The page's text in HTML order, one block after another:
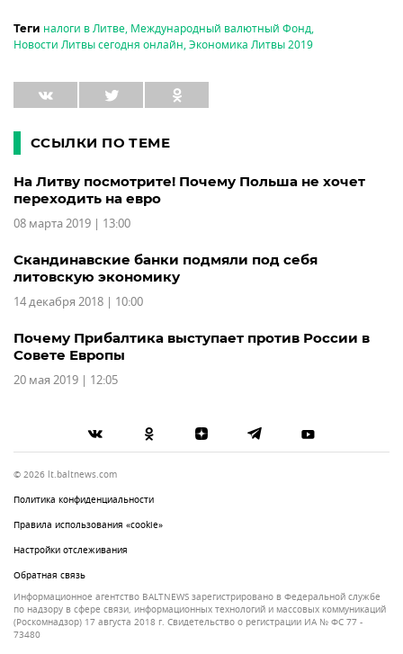
Теги налоги в Литве, Международный валютный Фонд,
Новости Литвы сегодня онлайн,Экономика Литвы 2019
ССЫЛКИ ПО ТЕМЕ
На Литву посмотрите! Почему Польша не хочет
переходить на евро
08 марта 2019 | 13:00
Скандинавские банки подмяли под себя
литовскую экономику
14 декабря 2018 | 10:00
Почему Прибалтика выступает против России в
Совете Европы
20 мая 2019 | 12:05
© 2026 lt.baltnews.com
Политика конфиденциальности
Правила использования «cookie»
Настройки отслеживания
Обратная связь
Информационное агентство BALTNEWS зарегистрировано в Федеральной службе
по надзору в сфере связи, информационных технологий и массовых коммуникаций
(Роскомнадзор) 17 августа 2018 г. Свидетельство о регистрации ИА № ФС 77 -
73480